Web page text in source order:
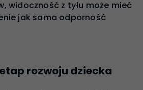
widoczność z tyłu może mieć
jak sama odporność
rozwoju dziecka